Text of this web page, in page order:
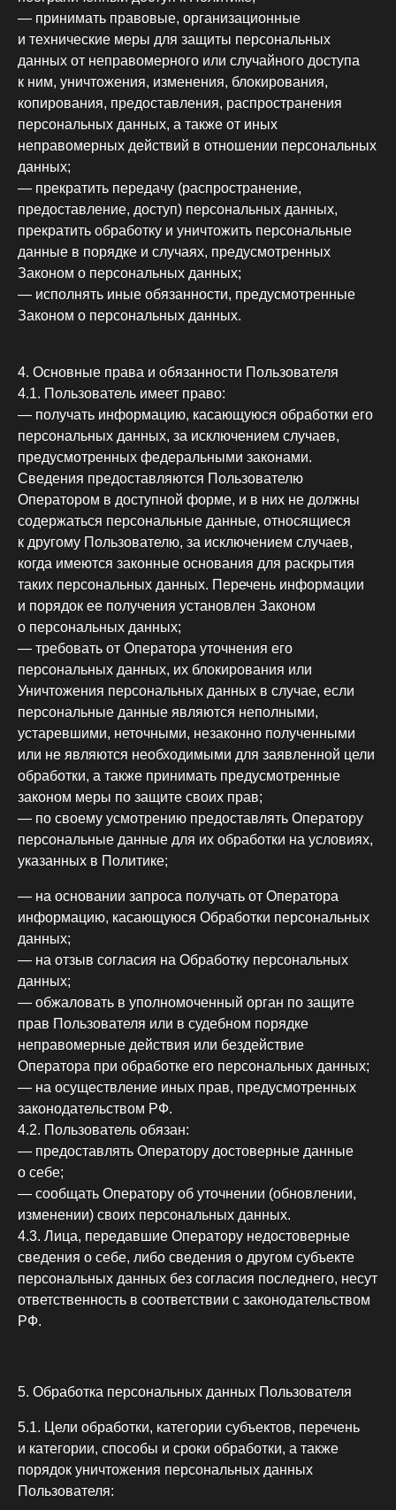
— принимать правовые, организационные
и технические меры для защиты персональных
данных от неправомерного или случайного доступа
к ним, уничтожения, изменения, блокирования,
копирования, предоставления, распространения
персональных данных, а также от иных
неправомерных действий в отношении персональных
данных;
— прекратить передачу (распространение,
предоставление, доступ) персональных данных,
прекратить обработку и уничтожить персональные
данные в порядке и случаях, предусмотренных
Законом о персональных данных;
— исполнять иные обязанности, предусмотренные
Законом о персональных данных.
4. Основные права и обязанности Пользователя
4.1. Пользователь имеет право:
— получать информацию, касающуюся обработки его
персональных данных, за исключением случаев,
предусмотренных федеральными законами.
Сведения предоставляются Пользователю
Оператором в доступной форме, и в них не должны
содержаться персональные данные, относящиеся
к другому Пользователю, за исключением случаев,
когда имеются законные основания для раскрытия
таких персональных данных. Перечень информации
и порядок ее получения установлен Законом
о персональных данных;
— требовать от Оператора уточнения его
персональных данных, их блокирования или
Уничтожения персональных данных в случае, если
персональные данные являются неполными,
устаревшими, неточными, незаконно полученными
или не являются необходимыми для заявленной цели
обработки, а также принимать предусмотренные
законом меры по защите своих прав;
— по своему усмотрению предоставлять Оператору
персональные данные для их обработки на условиях,
указанных в Политике;
— на основании запроса получать от Оператора
информацию, касающуюся Обработки персональных
данных;
— на отзыв согласия на Обработку персональных
данных;
— обжаловать в уполномоченный орган по защите
прав Пользователя или в судебном порядке
неправомерные действия или бездействие
Оператора при обработке его персональных данных;
— на осуществление иных прав, предусмотренных
законодательством РФ.
4.2. Пользователь обязан:
— предоставлять Оператору достоверные данные
о себе;
— сообщать Оператору об уточнении (обновлении,
изменении) своих персональных данных.
4.3. Лица, передавшие Оператору недостоверные
сведения о себе, либо сведения о другом субъекте
персональных данных без согласия последнего, несут
ответственность в соответствии с законодательством
РФ.
5. Обработка персональных данных Пользователя
5.1. Цели обработки, категории субъектов, перечень
и категории, способы и сроки обработки, а также
порядок уничтожения персональных данных
Пользователя: